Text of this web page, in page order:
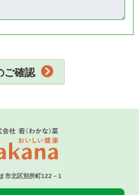
ご確認
市北区別所町122－1